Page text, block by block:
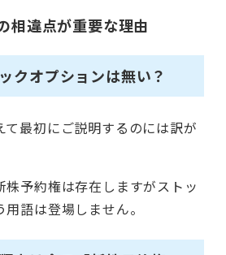
相違点が重要な理由
クオプションは無い？
最初にご説明するのには訳が
株予約権は存在しますがストッ
語は登場しません。